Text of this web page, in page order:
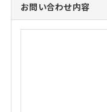
お問い合わせ内容